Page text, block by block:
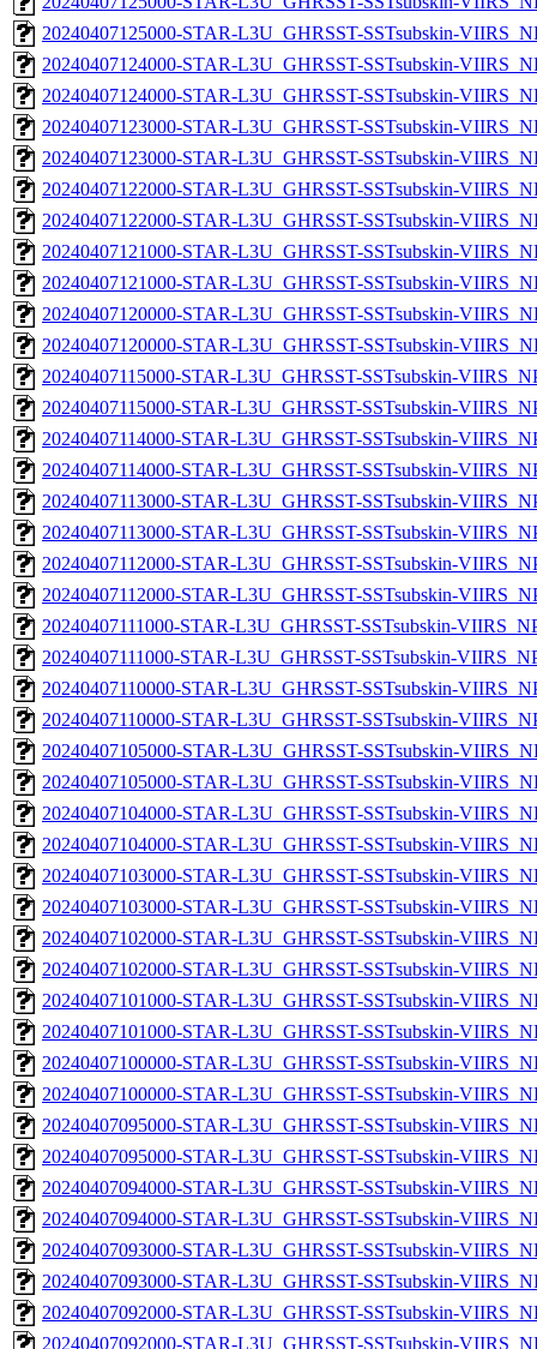
20240407125000-STAR-L3U_GHRSST-SSTsubskin-
20240407124000-STAR-L3U_GHRSST-SSTsubskin-
20240407124000-STAR-L3U_GHRSST-SSTsubskin-
20240407123000-STAR-L3U_GHRSST-SSTsubskin-
20240407123000-STAR-L3U_GHRSST-SSTsubskin-
20240407122000-STAR-L3U_GHRSST-SSTsubskin-
20240407122000-STAR-L3U_GHRSST-SSTsubskin-
20240407121000-STAR-L3U_GHRSST-SSTsubskin-
20240407121000-STAR-L3U_GHRSST-SSTsubskin-
20240407120000-STAR-L3U_GHRSST-SSTsubskin-
20240407120000-STAR-L3U_GHRSST-SSTsubskin-
20240407115000-STAR-L3U_GHRSST-SSTsubskin-
20240407115000-STAR-L3U_GHRSST-SSTsubskin-
20240407114000-STAR-L3U_GHRSST-SSTsubskin-
20240407114000-STAR-L3U_GHRSST-SSTsubskin-
20240407113000-STAR-L3U_GHRSST-SSTsubskin-
20240407113000-STAR-L3U_GHRSST-SSTsubskin-
20240407112000-STAR-L3U_GHRSST-SSTsubskin-
20240407112000-STAR-L3U_GHRSST-SSTsubskin-
20240407111000-STAR-L3U_GHRSST-SSTsubskin-
20240407111000-STAR-L3U_GHRSST-SSTsubskin-
20240407110000-STAR-L3U_GHRSST-SSTsubskin-
20240407110000-STAR-L3U_GHRSST-SSTsubskin-
20240407105000-STAR-L3U_GHRSST-SSTsubskin-
20240407105000-STAR-L3U_GHRSST-SSTsubskin-
20240407104000-STAR-L3U_GHRSST-SSTsubskin-
20240407104000-STAR-L3U_GHRSST-SSTsubskin-
20240407103000-STAR-L3U_GHRSST-SSTsubskin-
20240407103000-STAR-L3U_GHRSST-SSTsubskin-
20240407102000-STAR-L3U_GHRSST-SSTsubskin-
20240407102000-STAR-L3U_GHRSST-SSTsubskin-
20240407101000-STAR-L3U_GHRSST-SSTsubskin-
20240407101000-STAR-L3U_GHRSST-SSTsubskin-
20240407100000-STAR-L3U_GHRSST-SSTsubskin-
20240407100000-STAR-L3U_GHRSST-SSTsubskin-
20240407095000-STAR-L3U_GHRSST-SSTsubskin-
20240407095000-STAR-L3U_GHRSST-SSTsubskin-
20240407094000-STAR-L3U_GHRSST-SSTsubskin-
20240407094000-STAR-L3U_GHRSST-SSTsubskin-
20240407093000-STAR-L3U_GHRSST-SSTsubskin-
20240407093000-STAR-L3U_GHRSST-SSTsubskin-
20240407092000-STAR-L3U_GHRSST-SSTsubskin-
20240407092000-STAR-L3U_GHRSST-SSTsubskin-